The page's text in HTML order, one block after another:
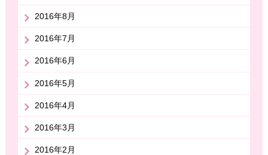
2016年8月
2016年7月
2016年6月
2016年5月
2016年4月
2016年3月
2016年2月